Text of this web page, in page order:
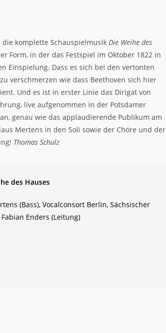
komplette Schauspielmusik Die Weihe des
Form, in der das Festspiel im Oktober 1822 in
Einspielung. Dass es sich bei den vertonten
verschmerzen wie dass Beethoven sich hier
Und es ist in erster Linie das Dirigat von
live aufgenommen in der Potsdamer
genau wie das applaudierende Publikum am
Mertens in den Soli sowie der Chöre und der
Thomas Schulz
des Hauses
(Bass), Vocalconsort Berlin, Sächsischer
Enders (Leitung)